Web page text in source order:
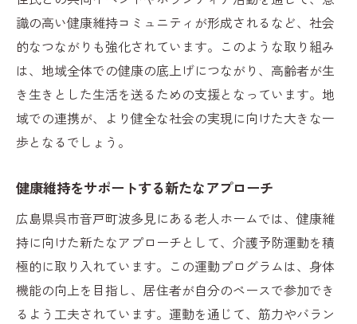
識の高い健康維持コミュニティが形成されるなど、社会
的なつながりも強化されています。このような取り組み
は、地域全体での健康の底上げにつながり、高齢者が生
き生きとした生活を送るための支援となっています。地
域での連携が、より健全な社会の実現に向けた大きな一
歩となるでしょう。
健康維持をサポートする新たなアプローチ
広島県呉市音戸町波多見にある老人ホームでは、健康維
持に向けた新たなアプローチとして、介護予防運動を積
極的に取り入れています。この運動プログラムは、身体
機能の向上を目指し、居住者が自分のペースで参加でき
るよう工夫されています。運動を通じて、筋力やバラン